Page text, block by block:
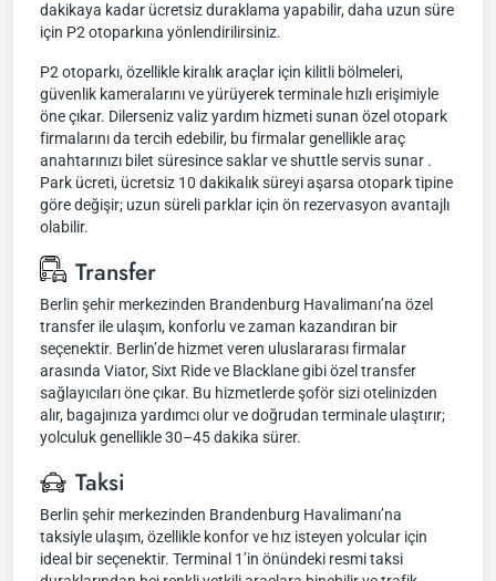
dakikaya kadar ücretsiz duraklama yapabilir, daha uzun süre
için P2 otoparkına yönlendirilirsiniz.
P2 otoparkı, özellikle kiralık araçlar için kilitli bölmeleri,
güvenlik kameralarını ve yürüyerek terminale hızlı erişimiyle
öne çıkar. Dilerseniz valiz yardım hizmeti sunan özel otopark
firmalarını da tercih edebilir, bu firmalar genellikle araç
anahtarınızı bilet süresince saklar ve shuttle servis sunar .
Park ücreti, ücretsiz 10 dakikalık süreyi aşarsa otopark tipine
göre değişir; uzun süreli parklar için ön rezervasyon avantajlı
olabilir.
Transfer
Berlin şehir merkezinden Brandenburg Havalimanı’na özel
transfer ile ulaşım, konforlu ve zaman kazandıran bir
seçenektir. Berlin’de hizmet veren uluslararası firmalar
arasında Viator, Sixt Ride ve Blacklane gibi özel transfer
sağlayıcıları öne çıkar. Bu hizmetlerde şoför sizi otelinizden
alır, bagajınıza yardımcı olur ve doğrudan terminale ulaştırır;
yolculuk genellikle 30–45 dakika sürer.
Taksi
Berlin şehir merkezinden Brandenburg Havalimanı’na
taksiyle ulaşım, özellikle konfor ve hız isteyen yolcular için
ideal bir seçenektir. Terminal 1’in önündeki resmi taksi